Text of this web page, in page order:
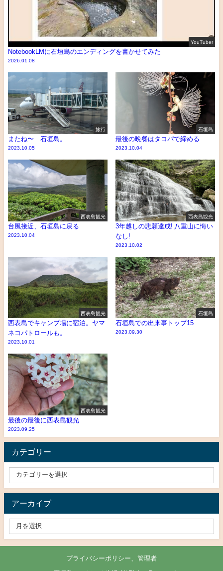
YouTuber
NotebookLMに石垣島のエンディングを書かせてみた
2026.01.08
旅行
またね〜 石垣島。
2023.10.05
石垣島
最後の晩餐はタコパで締める
2023.10.04
西表島観光
台風接近、石垣島に戻る
2023.10.04
西表島観光
3年越しの悲願達成! 八重山に悔い
なし!
2023.10.02
西表島観光
西表島でキャンプ場に宿泊。ヤマ
ネコパトロールも。
2023.10.01
石垣島
石垣島での出来事トップ15
2023.09.30
西表島観光
最後の最後に西表島観光
2023.09.25
カテゴリー
アーカイブ
プライバシーポリシー、管理者